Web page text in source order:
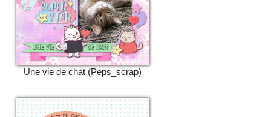
Une vie de chat (Peps_scrap)